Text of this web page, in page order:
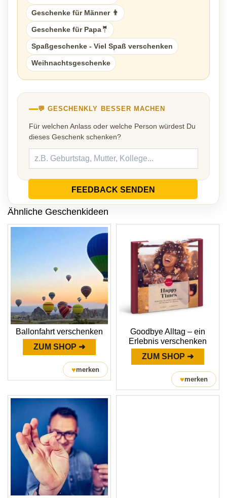
Geschenke für Männer 👨
Geschenke für Papa🤵
Spaßgeschenke - Viel Spaß verschenken
Weihnachtsgeschenke
💬 GESCHENKLY BESSER MACHEN
Für welchen Anlass oder welche Person würdest Du
dieses Geschenk schenken?
FEEDBACK SENDEN
Ähnliche Geschenkideen
Ballonfahrt verschenken
ZUM SHOP ➜
♥merken
Goodbye Alltag – ein
Erlebnis verschenken
ZUM SHOP ➜
♥merken